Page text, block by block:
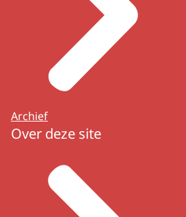
Archief
Over deze site